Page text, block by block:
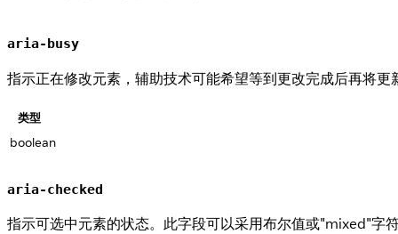
aria-busy
指示正在修改元素，辅助技术可能希望等到更改完成后再将更
类型
boolean
aria-checked
指示可选中元素的状态。此字段可以采用布尔值或"mixed"字